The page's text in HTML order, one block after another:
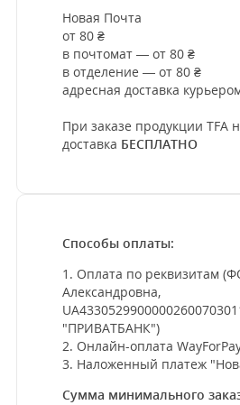
Новая Почта
от 80 ₴
в почтомат — от 80 ₴
в отделение — от 80 ₴
адресная доставка
При заказе продукции TFA
доставка БЕСПЛАТНО
Способы оплаты:
1. Оплата по реквизитам
Александровна,
"ПРИВАТБАНК")
2. Онлайн-оплата
3. Наложенный платеж
Сумма минимального